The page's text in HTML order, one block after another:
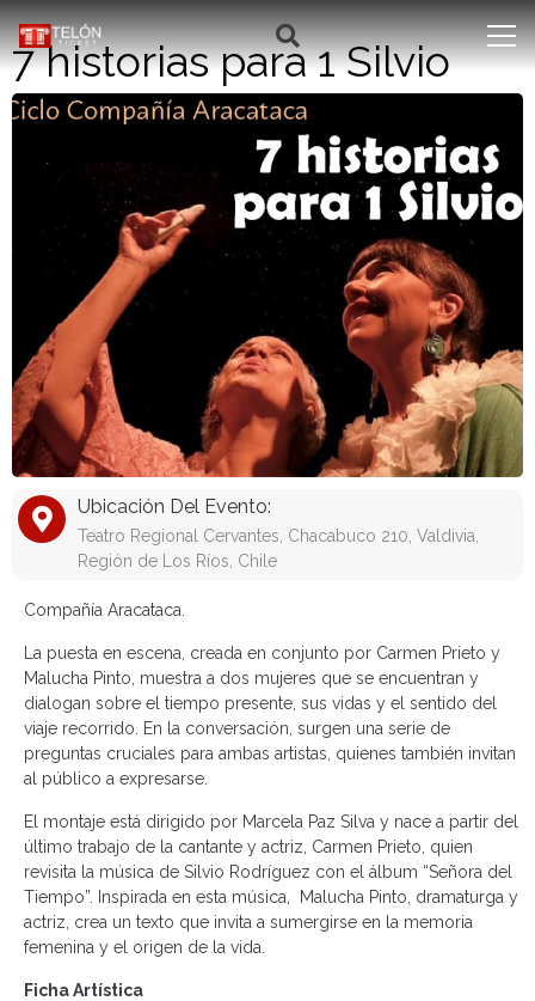
7 historias para 1 Silvio
Ubicación Del Evento:
Teatro Regional Cervantes, Chacabuco 210, Valdivia,
Región de Los Ríos, Chile
Compañía Aracataca.
La puesta en escena, creada en conjunto por Carmen Prieto y
Malucha Pinto, muestra a dos mujeres que se encuentran y
dialogan sobre el tiempo presente, sus vidas y el sentido del
viaje recorrido. En la conversación, surgen una serie de
preguntas cruciales para ambas artistas, quienes también invitan
al público a expresarse.
El montaje está dirigido por Marcela Paz Silva y nace a partir del
último trabajo de la cantante y actriz, Carmen Prieto, quien
revisita la música de Silvio Rodríguez con el álbum “Señora del
Tiempo”. Inspirada en esta música, Malucha Pinto, dramaturga y
actriz, crea un texto que invita a sumergirse en la memoria
femenina y el origen de la vida.
Ficha Artística